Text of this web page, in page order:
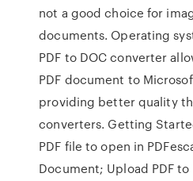
not a good choice for
documents. Operating
PDF to DOC converter
PDF document to
providing better quality
converters. Getting
PDF file to open in
Document; Upload PDF to